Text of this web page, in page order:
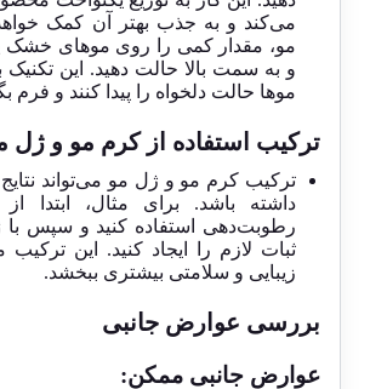
می‌کند و به جذب بهتر آن کمک
مو، مقدار کمی را روی موهای خشک
و به سمت بالا حالت دهید. این
موها حالت دلخواه را پیدا کنند و فرم
ترکیب استفاده از کرم مو و ژل
ترکیب کرم مو و ژل مو می‌تواند
داشته باشد. برای مثال، ابتدا
رطوبت‌دهی استفاده کنید و سپس
ثبات لازم را ایجاد کنید. این ترکیب
زیبایی و سلامتی بیشتری ببخشد.
بررسی عوارض جانبی
عوارض جانبی ممکن: